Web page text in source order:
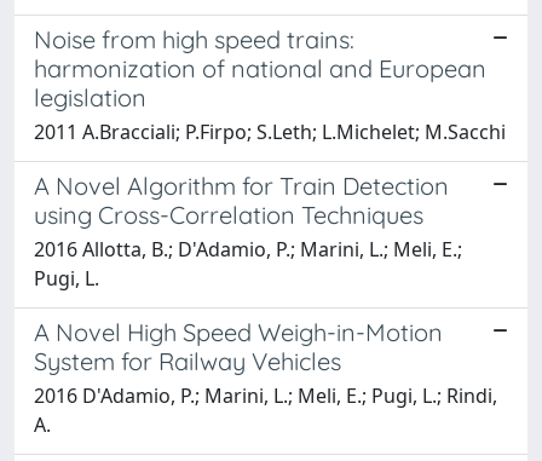
Noise from high speed trains:
harmonization of national and European
legislation
2011 A.Bracciali; P.Firpo; S.Leth; L.Michelet; M.Sacchi
A Novel Algorithm for Train Detection
using Cross-Correlation Techniques
2016 Allotta, B.; D'Adamio, P.; Marini, L.; Meli, E.;
Pugi, L.
A Novel High Speed Weigh-in-Motion
System for Railway Vehicles
2016 D'Adamio, P.; Marini, L.; Meli, E.; Pugi, L.; Rindi,
A.